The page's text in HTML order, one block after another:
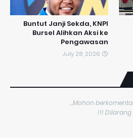
​Buntut Janji Sekda, KNPI
Bursel Alihkan Aksi ke
Pengawasan
July 28, 2026
Mohon
Dilarang